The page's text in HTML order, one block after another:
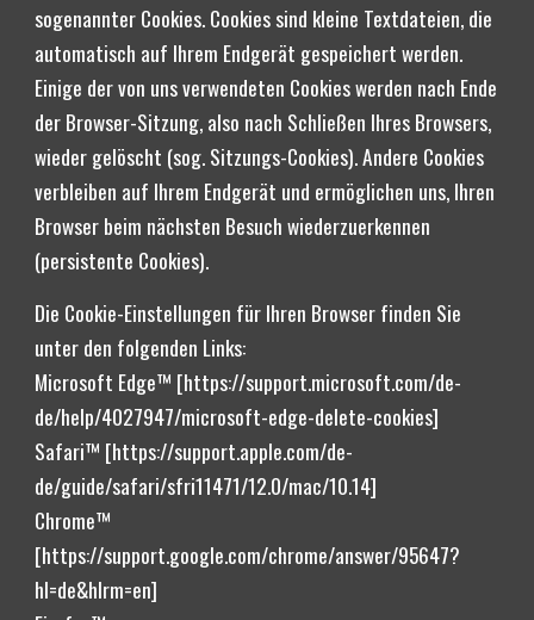
sogenannter Cookies. Cookies sind kleine Textdateien, die
automatisch auf Ihrem Endgerät gespeichert werden.
Einige der von uns verwendeten Cookies werden nach Ende
der Browser-Sitzung, also nach Schließen Ihres Browsers,
wieder gelöscht (sog. Sitzungs-Cookies). Andere Cookies
verbleiben auf Ihrem Endgerät und ermöglichen uns, Ihren
Browser beim nächsten Besuch wiederzuerkennen
(persistente Cookies).
Die Cookie-Einstellungen für Ihren Browser finden Sie
unter den folgenden Links:
Microsoft Edge™ [https://support.microsoft.com/de-
de/help/4027947/microsoft-edge-delete-cookies]
Safari™ [https://support.apple.com/de-
de/guide/safari/sfri11471/12.0/mac/10.14]
Chrome™
[https://support.google.com/chrome/answer/95647?
hl=de&hlrm=en]